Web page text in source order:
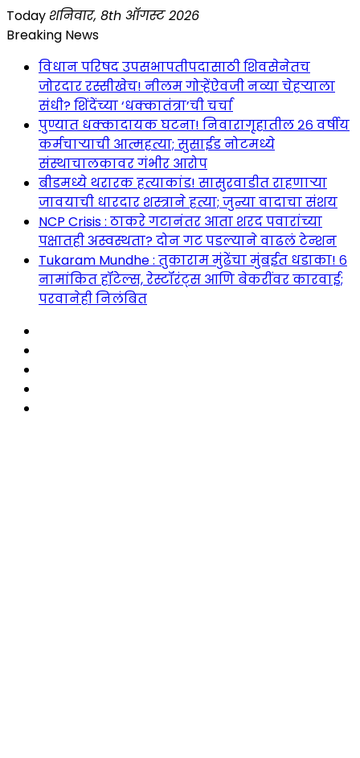
Skip
to
Today शनिवार, 8th ऑगस्ट 2026
Breaking News
विधान परिषद उपसभापतीपदासाठी शिवसेनेतच
जोरदार रस्सीखेच! नीलम गोऱ्हेंऐवजी नव्या चेहऱ्याला
संधी? शिंदेंच्या ‘धक्कातंत्रा’ची चर्चा
पुण्यात धक्कादायक घटना! निवारागृहातील २६ वर्षीय
कर्मचाऱ्याची आत्महत्या; सुसाईड नोटमध्ये
संस्थाचालकावर गंभीर आरोप
बीडमध्ये थरारक हत्याकांड! सासुरवाडीत राहणाऱ्या
जावयाची धारदार शस्त्राने हत्या; जुन्या वादाचा संशय
NCP Crisis : ठाकरे गटानंतर आता शरद पवारांच्या
पक्षातही अस्वस्थता? दोन गट पडल्याने वाढलं टेन्शन
Tukaram Mundhe : तुकाराम मुंढेंचा मुंबईत धडाका! ६
नामांकित हॉटेल्स, रेस्टॉरंट्स आणि बेकरींवर कारवाई;
परवानेही निलंबित